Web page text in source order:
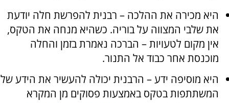
היא מכירה את ההלכה – רבנית להפרשת חלה יודעת
את שלבי המצווה על בוריה. כשהיא מנחה את הטקס,
אין מקום לטעויות – הברכה נאמרת בזמן והחלה
מוכנסת אחר כבוד אל התנור.
היא מוסיפה ידע – הרבנית יכולה להעשיר את הידע של
המשתתפות בטקס באמצעות פסוקים מן המקרא